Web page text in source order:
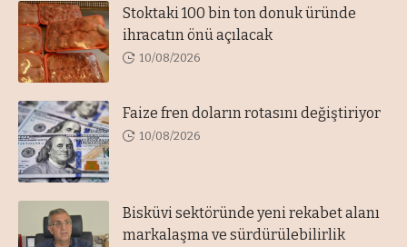
Stoktaki 100 bin ton donuk üründe
ihracatın önü açılacak
10/08/2026
Faize fren doların rotasını değiştiriyor
10/08/2026
Bisküvi sektöründe yeni rekabet alanı
markalaşma ve sürdürülebilirlik